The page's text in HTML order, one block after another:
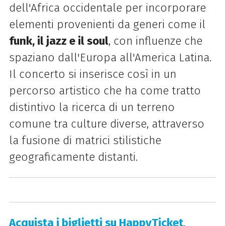
dell'Africa occidentale per incorporare
elementi provenienti da generi come il
funk, il jazz e il soul, con influenze che
spaziano dall'Europa all'America Latina.
Il concerto si inserisce così in un
percorso artistico che ha come tratto
distintivo la ricerca di un terreno
comune tra culture diverse, attraverso
la fusione di matrici stilistiche
geograficamente distanti.
Acquista i biglietti su HappyTicket.